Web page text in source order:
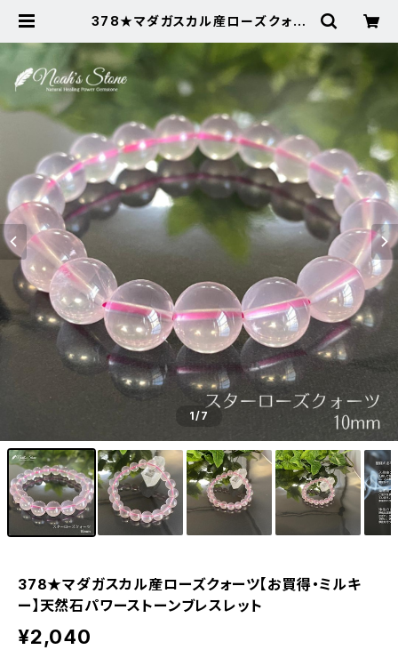
378★マダガスカル産ローズクォー
トーンブレスレット | Noah's Ston
e ～パワーストーン・天然石SHOP～
1/7
378★マダガスカル産ローズクォーツ【お買得・ミルキ
ー】天然石パワーストーンブレスレット
¥2,040